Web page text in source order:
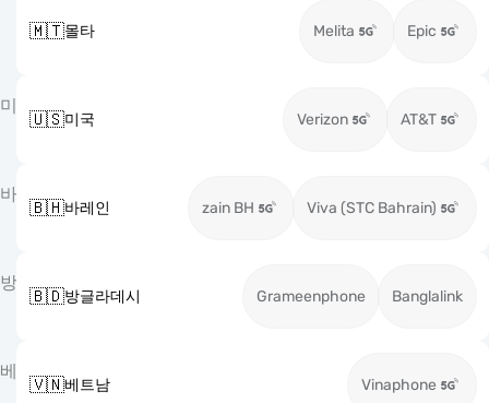
🇲🇹몰타 Melita Epic
미
🇺🇸미국 Verizon AT&T
바
🇧🇭바레인 zain BH Viva (STC Bahrain)
방
🇧🇩방글라데시 Grameenphone Banglalink
베
🇻🇳베트남 Vinaphone